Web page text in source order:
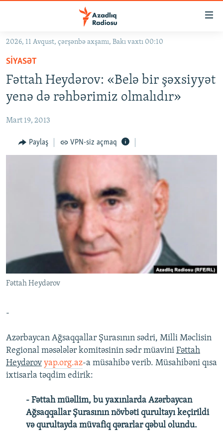
Əsas
qayıt
Əsas
naviqasiyaya
qayıt
GÜNDƏM
#İZAHLA
KORRUPSIOMETR
FƏRQƏ BAX
QANUNI DOĞRU
FOTOQALEREYA
KARIKATURA
RADIO ARXIV
AZƏRBAYCAN ƏDƏBIYYATI KITABXANASI
İSLAM VƏ DEMOKRATIYA
İZ - MƏDƏNIYYƏT PROQRAMI
PEŞƏ ETIKASI VƏ JURNALISTIKA STANDARTLARIMIZ
MATERIALLARIMIZDAN ISTIFADƏ
AZADLIQRADIOSU MOBIL TELEFONUNUZDA
RFE/RL-in bütün saytları
2026, 11 Avqust, çərşənbə axşamı, Bakı vaxtı 00:10
SIYASƏT
Fəttah Heydərov: «Belə bir şəxsiyyət
yenə də rəhbərimiz olmalıdır»
Mart 19, 2013
Paylaş VPN-siz açmaq
Fəttah Heydərov
-
Azərbaycan Ağsaqqallar Şurasının sədri, Milli Məclisin
Regional məsələlər komitəsinin sədr müavini Fəttah
Heydərov yap.org.az-a müsahibə verib. Müsahibəni qısa
ixtisarla təqdim edirik:
- Fəttah müəllim, bu yaxınlarda Azərbaycan
Ağsaqqallar Şurasının növbəti qurultayı keçirildi
və qurultayda müvafiq qərarlar qəbul olundu.